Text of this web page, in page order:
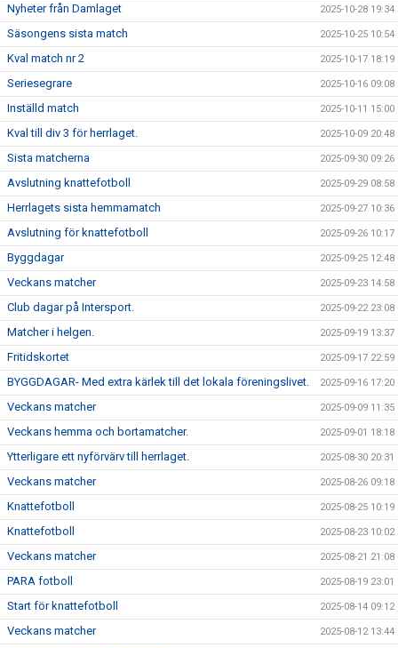
Nyheter från Damlaget 2025-10-28 19:34
Säsongens sista match 2025-10-25 10:54
Kval match nr 2 2025-10-17 18:19
Seriesegrare 2025-10-16 09:08
Inställd match 2025-10-11 15:00
Kval till div 3 för herrlaget. 2025-10-09 20:48
Sista matcherna 2025-09-30 09:26
Avslutning knattefotboll 2025-09-29 08:58
Herrlagets sista hemmamatch 2025-09-27 10:36
Avslutning för knattefotboll 2025-09-26 10:17
Byggdagar 2025-09-25 12:48
Veckans matcher 2025-09-23 14:58
Club dagar på Intersport. 2025-09-22 23:08
Matcher i helgen. 2025-09-19 13:37
Fritidskortet 2025-09-17 22:59
BYGGDAGAR- Med extra kärlek till det lokala föreningslivet. 2025-09-16 17:20
Veckans matcher 2025-09-09 11:35
Veckans hemma och bortamatcher. 2025-09-01 18:18
Ytterligare ett nyförvärv till herrlaget. 2025-08-30 20:31
Veckans matcher 2025-08-26 09:18
Knattefotboll 2025-08-25 10:19
Knattefotboll 2025-08-23 10:02
Veckans matcher 2025-08-21 21:08
PARA fotboll 2025-08-19 23:01
Start för knattefotboll 2025-08-14 09:12
Veckans matcher 2025-08-12 13:44